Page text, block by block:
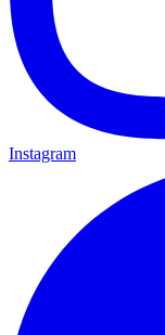
Instagram